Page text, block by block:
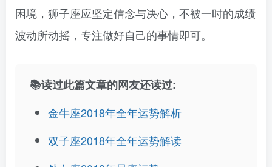
困境，狮子座应坚定信念与决心，不被一时的成绩
波动所动摇，专注做好自己的事情即可。
📚读过此篇文章的网友还读过:
金牛座2018年全年运势解析
双子座2018年全年运势解读